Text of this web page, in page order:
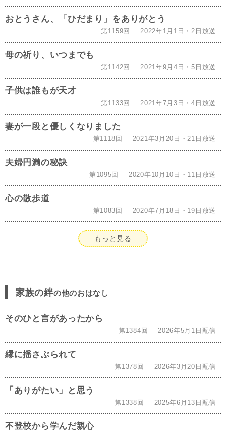
おとうさん、「ひだまり」をありがとう
第1159回 2022年1月1日・2日放送
母の祈り、いつまでも
第1142回 2021年9月4日・5日放送
子供は誰もが天才
第1133回 2021年7月3日・4日放送
妻が一段と優しくなりました
第1118回 2021年3月20日・21日放送
夫婦円満の秘訣
第1095回 2020年10月10日・11日放送
心の散歩道
第1083回 2020年7月18日・19日放送
もっと見る
家族の絆の他のおはなし
そのひと言があったから
第1384回 2026年5月1日配信
縁に揺さぶられて
第1378回 2026年3月20日配信
「ありがたい」と思う
第1338回 2025年6月13日配信
不登校から学んだ親心